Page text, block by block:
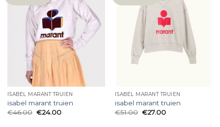
ISABEL MARANT TRUIEN
isabel marant truien
€46.00 €24.00
ISABEL MARANT TRUIEN
isabel marant truien
€51.00 €27.00